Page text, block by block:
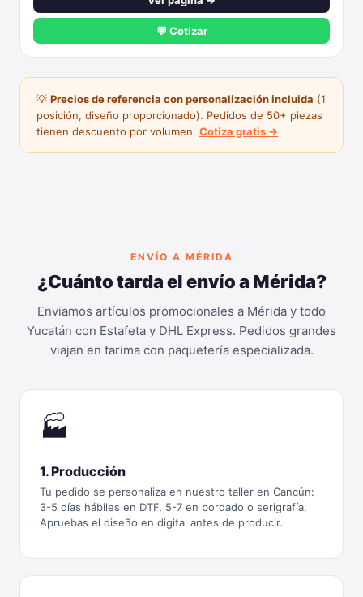
💬 Cotizar
💡 Precios de referencia con personalización incluida (1
posición, diseño proporcionado). Pedidos de 50+ piezas
tienen descuento por volumen. Cotiza gratis →
ENVÍO A MÉRIDA
¿Cuánto tarda el envío a Mérida?
Enviamos artículos promocionales a Mérida y todo
Yucatán con Estafeta y DHL Express. Pedidos grandes
viajan en tarima con paquetería especializada.
🏭
1. Producción
Tu pedido se personaliza en nuestro taller en Cancún:
3-5 días hábiles en DTF, 5-7 en bordado o serigrafía.
Apruebas el diseño en digital antes de producir.